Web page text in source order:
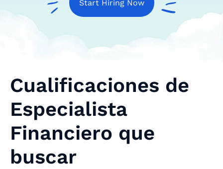
Start Hiring Now
Cualificaciones de
Especialista
Financiero que
buscar